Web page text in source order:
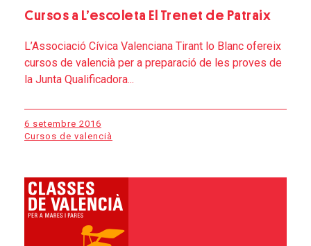
Cursos a L’escoleta El Trenet de Patraix
L’Associació Cívica Valenciana Tirant lo Blanc ofereix
cursos de valencià per a preparació de les proves de
la Junta Qualificadora...
6 setembre 2016
Cursos de valencià